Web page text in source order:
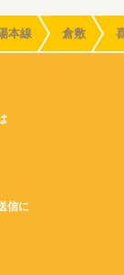
本線 倉敷
信に